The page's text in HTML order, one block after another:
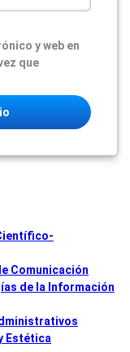
y web en
que
Comunicación
de la Información
Estética